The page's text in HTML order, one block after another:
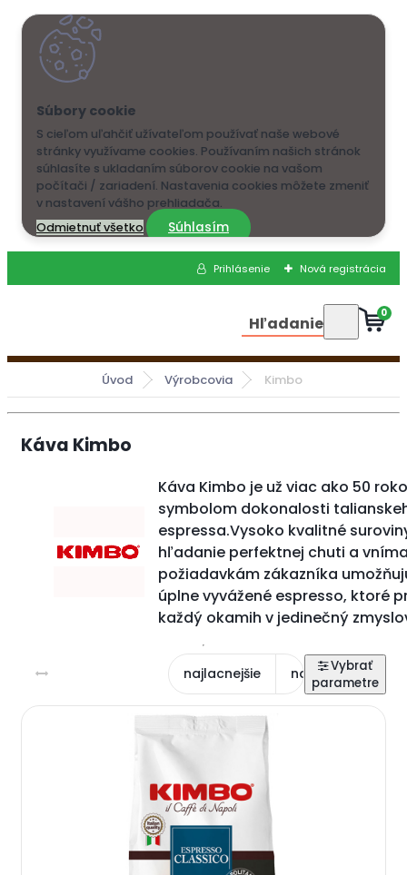
S cieľom uľahčiť užívateľom používať naše webové
stránky využívame cookies. Používaním našich stránok
súhlasíte s ukladaním súborov cookie na vašom
počítači / zariadení. Nastavenia cookies môžete zmeniť
v nastavení vášho prehliadača.
Odmietnuť všetko
Súhlasím
Prihlásenie Nová registrácia
Hľadanie 0
Úvod Výrobcovia Kimbo
Káva Kimbo
Káva Kimbo je už viac ako 50
symbolom dokonalosti
espressa.Vysoko kvalitné
hľadanie perfektnej chuti a
požiadavkám zákazníka
úplne vyvážené espresso, ktoré
každý okamih v jedinečný
najlacnejšie najdrahšie